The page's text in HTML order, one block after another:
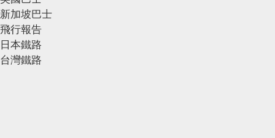
新加坡巴士
飛行報告
日本鐵路
台灣鐵路